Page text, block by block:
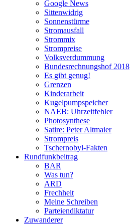
Google News
Sittenwidrig
Sonnenstürme
Stromausfall
Strommix
Strompreise
Volksverdummung
Bundesrechnungshof 2018
Es gibt genug!
Grenzen
Kinderarbeit
Kugelpumpspeicher
NAEB: Uhrzeitfehler
Photosynthese
Satire: Peter Altmaier
Strompreis
Tschernobyl-Fakten
Rundfunkbeitrag
BAR
Was tun?
ARD
Frechheit
Meine Schreiben
Parteiendiktatur
Zuwanderer